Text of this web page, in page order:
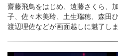
齋藤飛鳥をはじめ、遠藤さくら、
子、佐々木美玲、土生瑞穂、森田
渡辺理佐などが画面越しに魅了しま